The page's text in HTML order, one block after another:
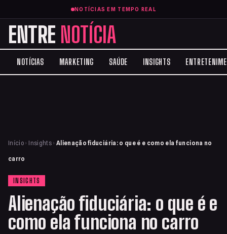
NOTÍCIAS EM TEMPO REAL
ENTRE NOTÍCIA
NOTÍCIAS MARKETING SAÚDE INSIGHTS
Início › Insights › Alienação fiduciária: o que é e como ela funciona no
carro
INSIGHTS
Alienação fiduciária: o que é e
como ela funciona no carro